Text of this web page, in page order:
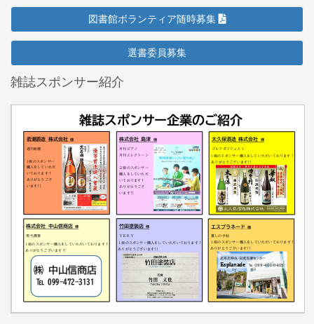
図書館ボランティア随時募集
選書委員募集
雑誌スポンサー紹介